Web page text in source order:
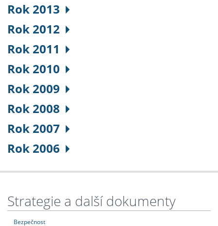
Rok 2013
Rok 2012
Rok 2011
Rok 2010
Rok 2009
Rok 2008
Rok 2007
Rok 2006
Strategie a další dokumenty
Bezpečnost